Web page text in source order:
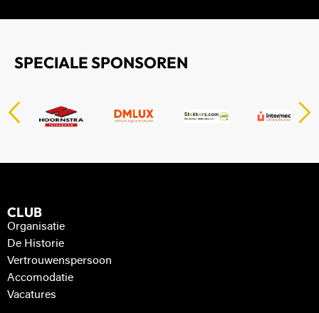
SPECIALE SPONSOREN
CLUB
Organisatie
De Historie
Vertrouwenspersoon
Accomodatie
Vacatures